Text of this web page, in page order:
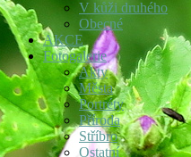
V kůži druhého
Obecné
AKCE
Fotogalerie
Akty
Města
Portréty
Příroda
Stříbro
Ostatní